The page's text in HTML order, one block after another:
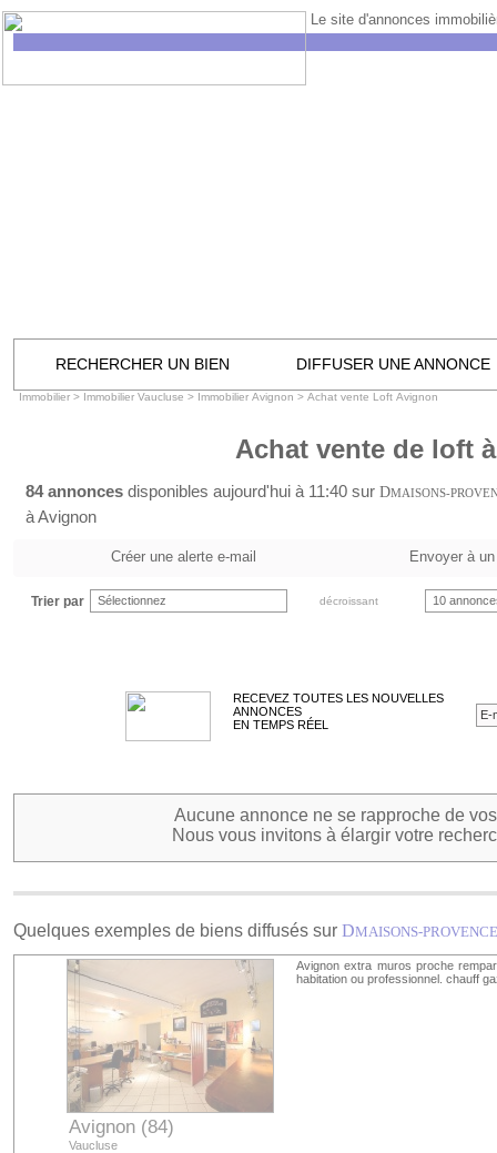
Le site d'annonces
RECHERCHER UN BIEN DIFFUSER UNE ANNONCE
Immobilier > Immobilier Vaucluse > Immobilier Avignon > Achat vente Loft Avignon
Achat vente de loft
84 annonces disponibles aujourd'hui à 11:40 sur DMAISONS-
à Avignon
Créer une alerte e-mail Envoyer à
Trier par Sélectionnez décroissant 10
RECEVEZ TOUTES LES NOUVELLES
ANNONCES
EN TEMPS RÉEL
Aucune annonce ne se rapproche de
Nous vous invitons à élargir votre
Quelques exemples de biens diffusés sur DMAISONS-PROVENCE
Avignon (84)
Vaucluse
Avignon extra muros proche
habitation ou professionnel. chauff